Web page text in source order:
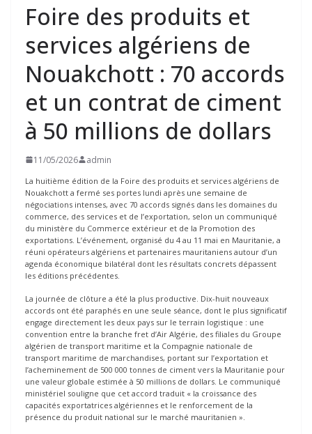
Foire des produits et
services algériens de
Nouakchott : 70 accords
et un contrat de ciment
à 50 millions de dollars
11/05/2026 admin
La huitième édition de la Foire des produits et services algériens de
Nouakchott a fermé ses portes lundi après une semaine de
négociations intenses, avec 70 accords signés dans les domaines du
commerce, des services et de l’exportation, selon un communiqué
du ministère du Commerce extérieur et de la Promotion des
exportations. L’événement, organisé du 4 au 11 mai en Mauritanie, a
réuni opérateurs algériens et partenaires mauritaniens autour d’un
agenda économique bilatéral dont les résultats concrets dépassent
les éditions précédentes.
La journée de clôture a été la plus productive. Dix-huit nouveaux
accords ont été paraphés en une seule séance, dont le plus significatif
engage directement les deux pays sur le terrain logistique : une
convention entre la branche fret d’Air Algérie, des filiales du Groupe
algérien de transport maritime et la Compagnie nationale de
transport maritime de marchandises, portant sur l’exportation et
l’acheminement de 500 000 tonnes de ciment vers la Mauritanie pour
une valeur globale estimée à 50 millions de dollars. Le communiqué
ministériel souligne que cet accord traduit « la croissance des
capacités exportatrices algériennes et le renforcement de la
présence du produit national sur le marché mauritanien ».